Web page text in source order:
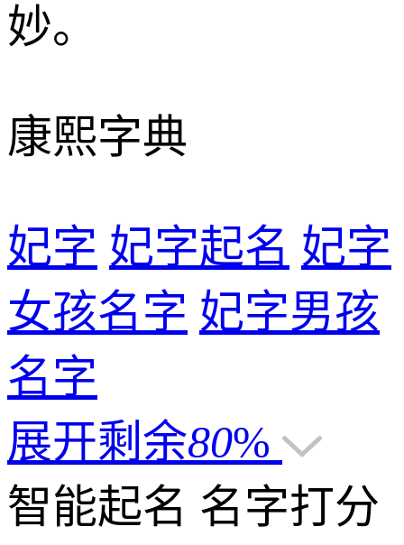
妙。
康熙字典
妃字 妃字起名 妃字
女孩名字 妃字男孩
名字
展开剩余80%
智能起名 名字打分